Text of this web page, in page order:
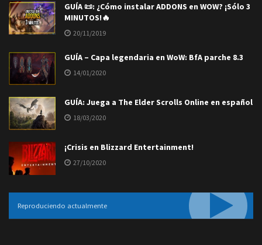
GUÍA 📜: ¿Cómo instalar ADDONS en WOW? ¡Sólo 3
MINUTOS!🔥
20/11/2019
GUÍA – Capa legendaria en WoW: BfA parche 8.3
14/01/2020
GUÍA: Juega a The Elder Scrolls Online en español
18/03/2020
¡Crisis en Blizzard Entertainment!
27/10/2020
Reproduciendo actualmente